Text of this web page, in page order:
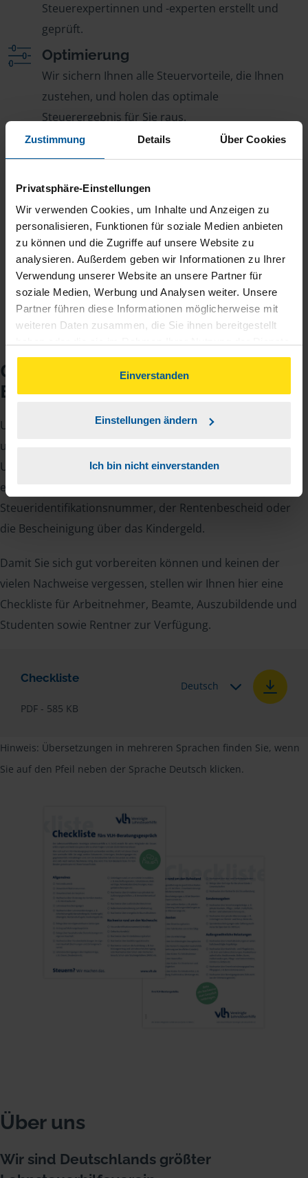
Zustimmung Details Über Cookies
Privatsphäre-Einstellungen
Wir verwenden Cookies, um Inhalte und Anzeigen zu
personalisieren, Funktionen für soziale Medien anbieten
zu können und die Zugriffe auf unsere Website zu
analysieren. Außerdem geben wir Informationen zu Ihrer
Verwendung unserer Website an unsere Partner für
soziale Medien, Werbung und Analysen weiter. Unsere
Partner führen diese Informationen möglicherweise mit
weiteren Daten zusammen, die Sie ihnen bereitgestellt
gesammelt haben. Indem Sie auf Einverstanden klicken,
können Sie der Verwendung von Cookies, gemäß
unserer
Einverstanden
Einstellungen ändern
Ich bin nicht einverstanden
Steuerexpertinnen und -experten erstellt und
geprüft.
Optimierung
Wir sichern Ihnen alle Steuervorteile, die Ihnen
zustehen, und holen das optimale
Steuerergebnis für Sie raus.
Persönliche Beratung
Bei Fragen zur Steuer ist Ihre VLH-Beratungsstelle
immer für Sie da – ohne Zusatzkosten.
Fairer Beitrag
Sie zahlen für alle unsere Leistungen nur einen
jährlichen Mitgliedsbeitrag, der sich nach Ihren
Jahreseinnahmen richtet.
Checkliste für Ihr
Beratungsgespräch
Um Ihre Steuererklärung erstellen zu können, benötigen
unsere Beraterinnen und Berater eine Reihe von
Unterlagen von Ihnen. Dazu gehört beispielsweise die
elektronische Lohnsteuerbescheinigung, Ihre
Steueridentifikationsnummer, der Rentenbescheid oder
die Bescheinigung über das Kindergeld.
Damit Sie sich gut vorbereiten können und keinen der
vielen Nachweise vergessen, stellen wir Ihnen hier eine
Checkliste für Arbeitnehmer, Beamte, Auszubildende und
Studenten sowie Rentner zur Verfügung.
Checkliste
PDF - 585 KB
Deutsch
Hinweis: Übersetzungen in mehreren Sprachen finden Sie, wenn
Sie auf den Pfeil neben der Sprache Deutsch klicken.
Über uns
Wir sind Deutschlands größter